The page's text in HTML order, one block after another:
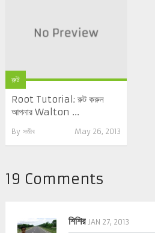
রুট
Root Tutorial: রুট করুন
আপনার Walton ...
By সজীব May 26, 2013
19 Comments
শিশির JAN 27, 2013